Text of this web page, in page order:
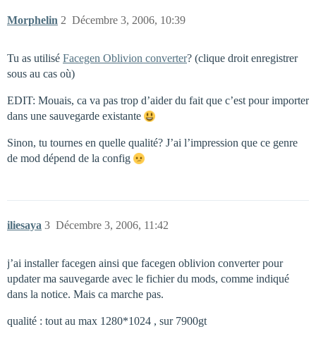
Morphelin Décembre 3, 2006, 10:39
2
Tu as utilisé Facegen Oblivion converter? (clique droit enregistrer
sous au cas où)
EDIT: Mouais, ca va pas trop d’aider du fait que c’est pour importer
dans une sauvegarde existante
Sinon, tu tournes en quelle qualité? J’ai l’impression que ce genre
de mod dépend de la config
iliesaya Décembre 3, 2006, 11:42
3
j’ai installer facegen ainsi que facegen oblivion converter pour
updater ma sauvegarde avec le fichier du mods, comme indiqué
dans la notice. Mais ca marche pas.
qualité : tout au max 1280*1024 , sur 7900gt